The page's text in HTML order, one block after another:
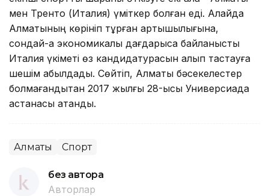
мен Тренто (Италия) үміткер болған еді. Алайда
Алматының көрініп тұрған артықшылығына,
сондай-ақ экономикалық дағдарысқа байланысты
Италия үкіметі өз кандидатурасын алып тастауға
шешім қабылдады. Сөйтіп, Алматы бәсекелестер
болмағандықтан 2017 жылғы 28-қысқы Универсиада
астанасы атанды.
Алматы Спорт
без автора
Авторлар